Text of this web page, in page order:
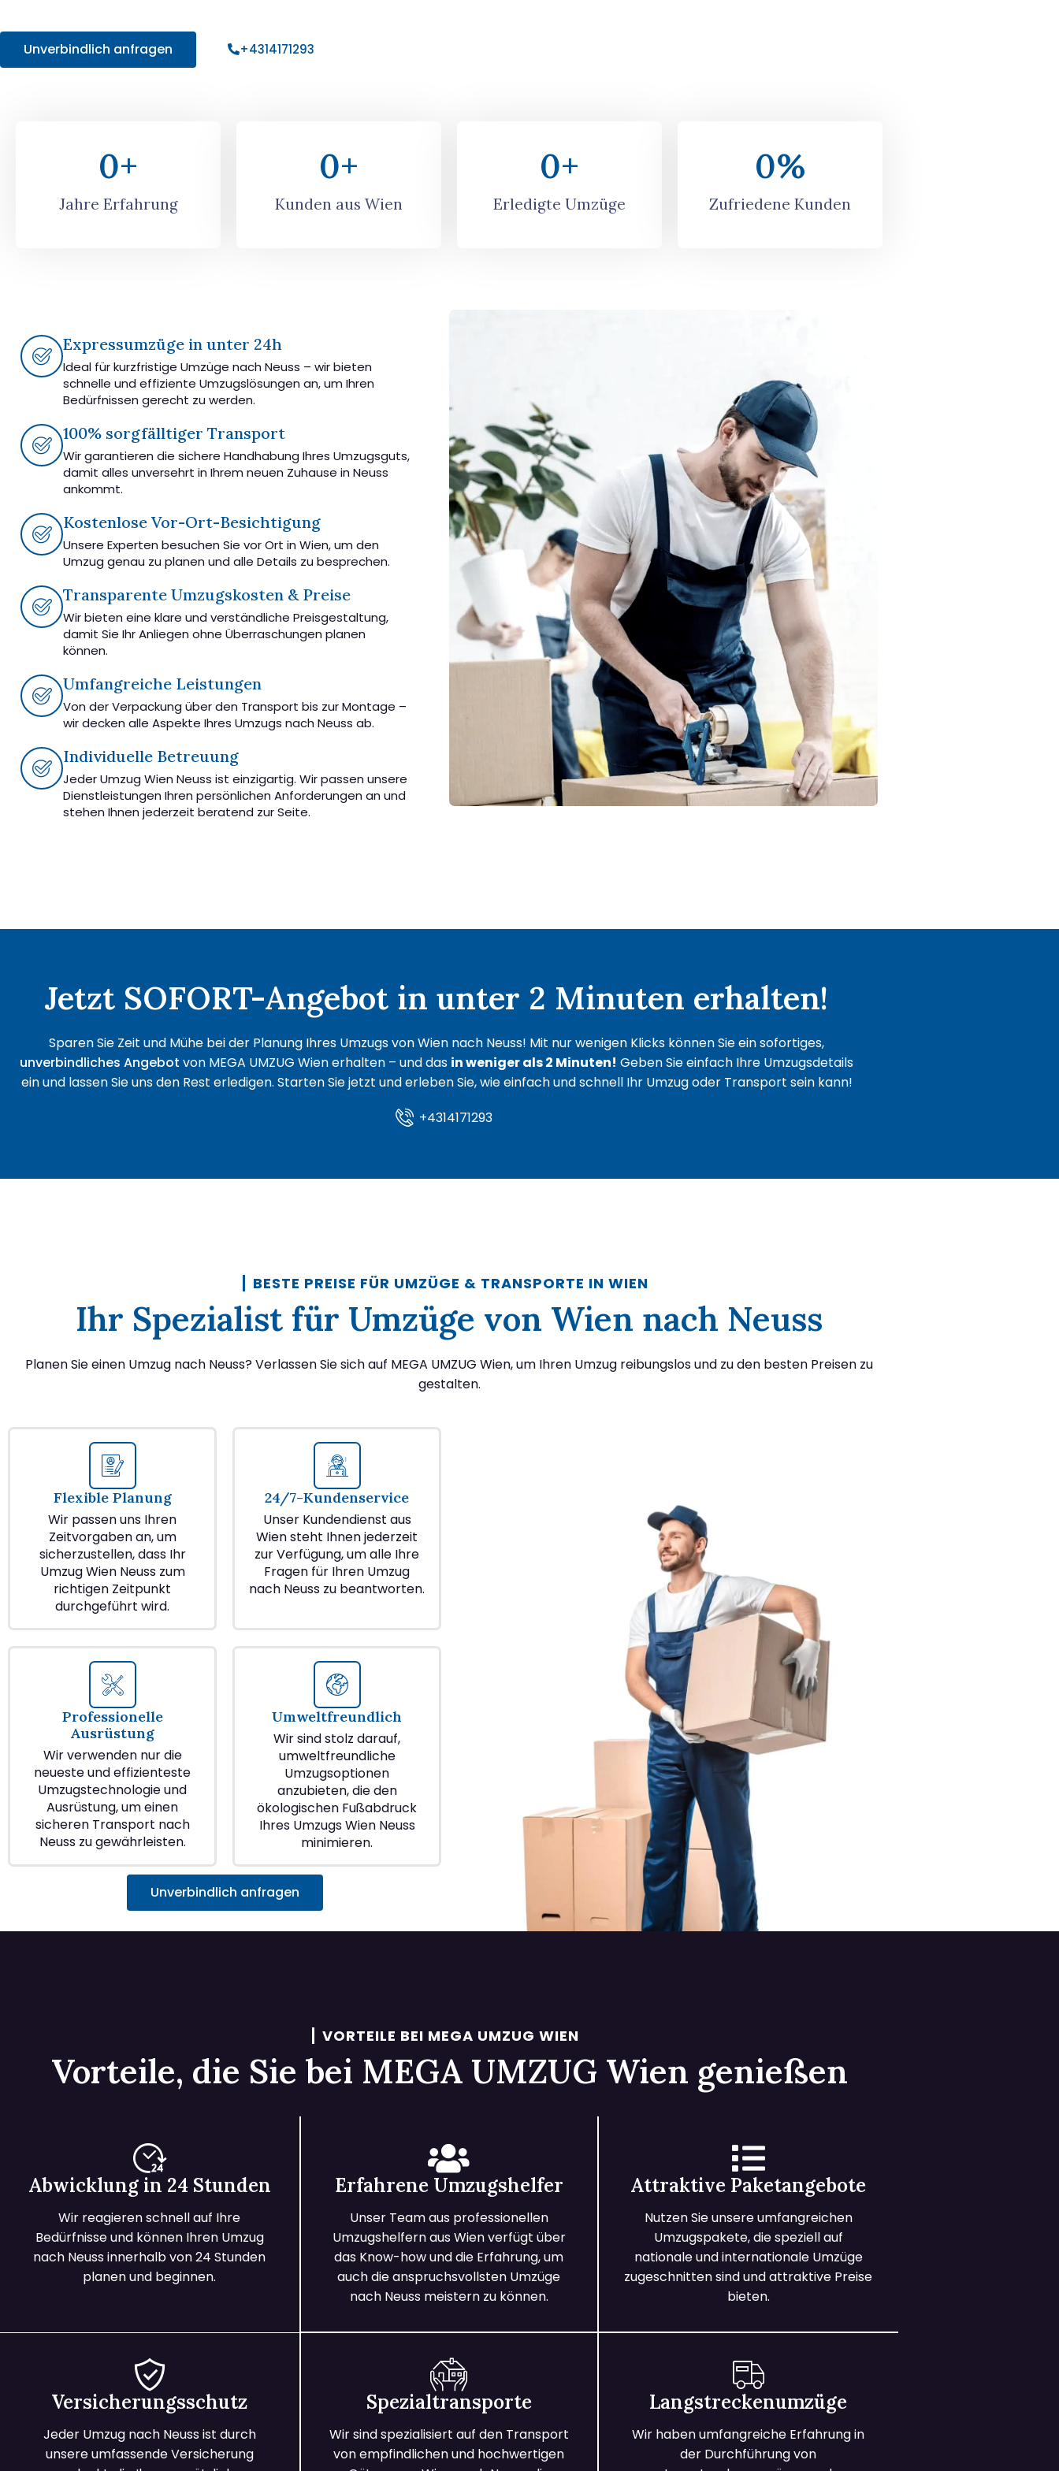
Unverbindlich anfragen +4314171293
Jahre Erfahrung
0+
Kunden aus Wien
0+
Erledigte Umzüge
0+
Zufriedene Kunden
0%
Expressumzüge in unter 24h
Ideal für kurzfristige Umzüge nach Neuss – wir bieten
schnelle und effiziente Umzugslösungen an, um Ihren
Bedürfnissen gerecht zu werden.
100% sorgfälltiger Transport
Wir garantieren die sichere Handhabung Ihres Umzugsguts,
damit alles unversehrt in Ihrem neuen Zuhause in Neuss
ankommt.
Kostenlose Vor-Ort-Besichtigung
Unsere Experten besuchen Sie vor Ort in Wien, um den
Umzug genau zu planen und alle Details zu besprechen.
Transparente Umzugskosten & Preise
Wir bieten eine klare und verständliche Preisgestaltung,
damit Sie Ihr Anliegen ohne Überraschungen planen
können.
Umfangreiche Leistungen
Von der Verpackung über den Transport bis zur Montage –
wir decken alle Aspekte Ihres Umzugs nach Neuss ab.
Individuelle Betreuung
Jeder Umzug Wien Neuss ist einzigartig. Wir passen unsere
Dienstleistungen Ihren persönlichen Anforderungen an und
stehen Ihnen jederzeit beratend zur Seite.
Jetzt SOFORT-Angebot in unter 2 Minuten erhalten!
Sparen Sie Zeit und Mühe bei der Planung Ihres Umzugs von Wien nach Neuss! Mit nur wenigen Klicks können Sie ein sofortiges,
unverbindliches Angebot von MEGA UMZUG Wien erhalten – und das in weniger als 2 Minuten! Geben Sie einfach Ihre Umzugsdetails
ein und lassen Sie uns den Rest erledigen. Starten Sie jetzt und erleben Sie, wie einfach und schnell Ihr Umzug oder Transport sein kann!
+4314171293
BESTE PREISE FÜR UMZÜGE & TRANSPORTE IN WIEN
Ihr Spezialist für Umzüge von Wien nach Neuss
Planen Sie einen Umzug nach Neuss? Verlassen Sie sich auf MEGA UMZUG Wien, um Ihren Umzug reibungslos und zu den besten Preisen zu
gestalten.
Flexible Planung
Wir passen uns Ihren
Zeitvorgaben an, um
sicherzustellen, dass Ihr
Umzug Wien Neuss zum
richtigen Zeitpunkt
durchgeführt wird.
24/7-Kundenservice
Unser Kundendienst aus
Wien steht Ihnen jederzeit
zur Verfügung, um alle Ihre
Fragen für Ihren Umzug
nach Neuss zu beantworten.
Professionelle
Ausrüstung
Wir verwenden nur die
neueste und effizienteste
Umzugstechnologie und
Ausrüstung, um einen
sicheren Transport nach
Neuss zu gewährleisten.
Umweltfreundlich
Wir sind stolz darauf,
umweltfreundliche
Umzugsoptionen
anzubieten, die den
ökologischen Fußabdruck
Ihres Umzugs Wien Neuss
minimieren.
Unverbindlich anfragen
VORTEILE BEI MEGA UMZUG WIEN
Vorteile, die Sie bei MEGA UMZUG Wien genießen
Abwicklung in 24 Stunden
Wir reagieren schnell auf Ihre
Bedürfnisse und können Ihren Umzug
nach Neuss innerhalb von 24 Stunden
planen und beginnen.
Erfahrene Umzugshelfer
Unser Team aus professionellen
Umzugshelfern aus Wien verfügt über
das Know-how und die Erfahrung, um
auch die anspruchsvollsten Umzüge
nach Neuss meistern zu können.
Attraktive Paketangebote
Nutzen Sie unsere umfangreichen
Umzugspakete, die speziell auf
nationale und internationale Umzüge
zugeschnitten sind und attraktive Preise
bieten.
Versicherungsschutz
Jeder Umzug nach Neuss ist durch
unsere umfassende Versicherung
Spezialtransporte
Wir sind spezialisiert auf den Transport
von empfindlichen und hochwertigen
Langstreckenumzüge
Wir haben umfangreiche Erfahrung in
der Durchführung von